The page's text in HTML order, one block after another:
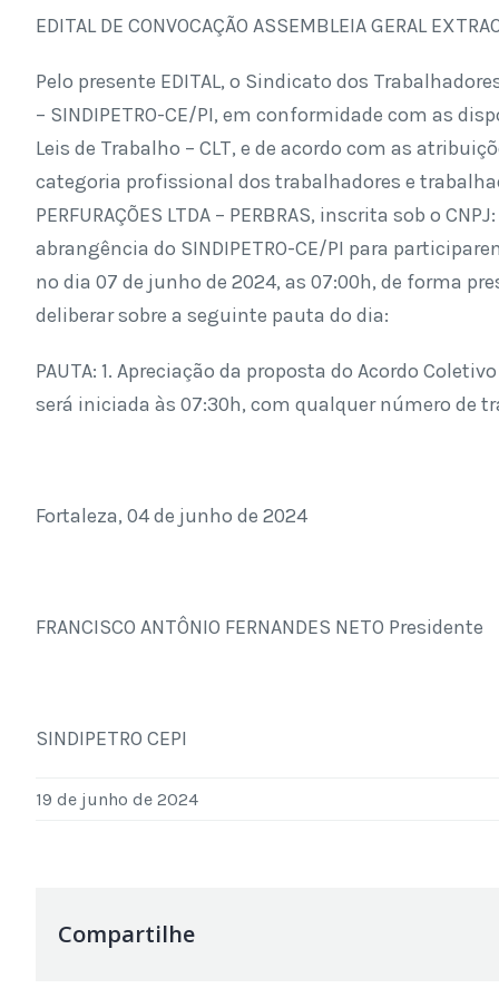
EDITAL DE CONVOCAÇÃO ASSEMBLEIA GERAL
Pelo presente EDITAL, o Sindicato dos
– SINDIPETRO-CE/PI, em conformidade com as
Leis de Trabalho – CLT, e de acordo com as
categoria profissional dos trabalhadores e
PERFURAÇÕES LTDA – PERBRAS, inscrita sob o
abrangência do SINDIPETRO-CE/PI para
no dia 07 de junho de 2024, as 07:00h, de forma
deliberar sobre a seguinte pauta do dia:
PAUTA: 1. Apreciação da proposta do Acordo
será iniciada às 07:30h, com qualquer número de
Fortaleza, 04 de junho de 2024
FRANCISCO ANTÔNIO FERNANDES NETO Presidente
SINDIPETRO CEPI
19 de junho de 2024
Compartilhe